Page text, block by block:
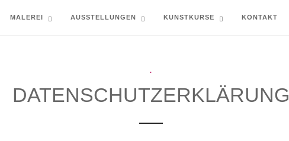
MALEREI AUSSTELLUNGEN KUNSTKURSE KONTAKT
.
DATENSCHUTZERKLÄRUNG